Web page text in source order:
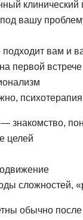
клинический
вашу
подходит вам и
первой
психотерапия
знакомство,
целей
сложностей,
обычно